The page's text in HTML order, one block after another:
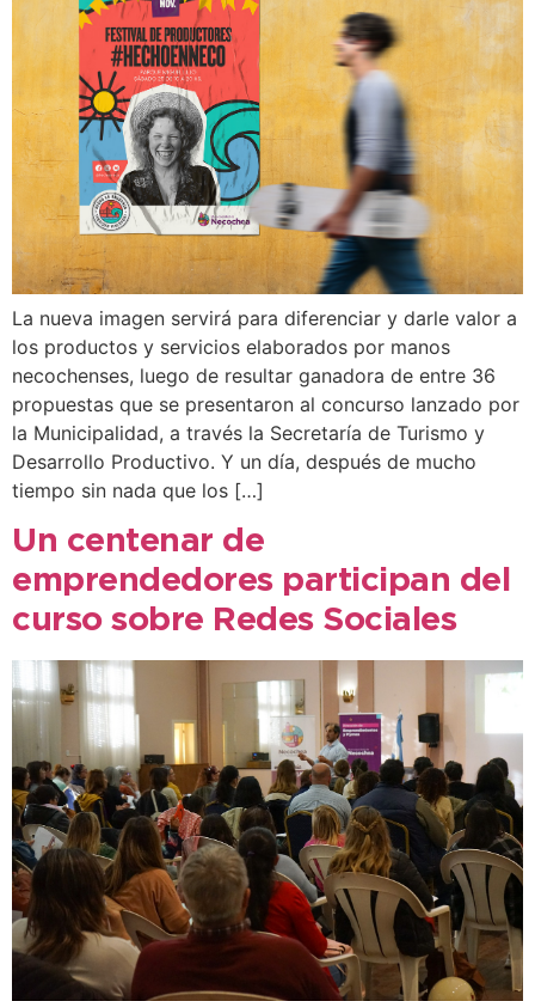
La nueva imagen servirá para diferenciar y darle valor a
los productos y servicios elaborados por manos
necochenses, luego de resultar ganadora de entre 36
propuestas que se presentaron al concurso lanzado por
la Municipalidad, a través la Secretaría de Turismo y
Desarrollo Productivo. Y un día, después de mucho
tiempo sin nada que los […]
Un centenar de
emprendedores participan del
curso sobre Redes Sociales